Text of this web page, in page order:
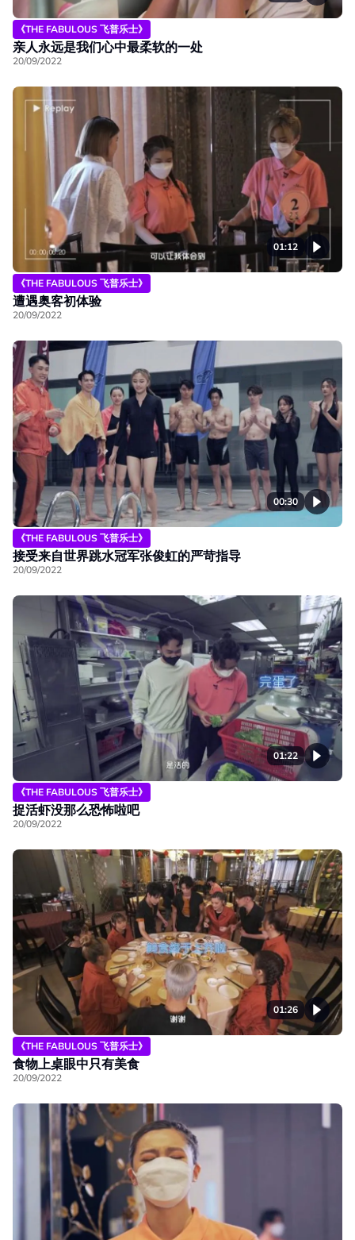
《THE FABULOUS 飞普乐士》
亲人永远是我们心中最柔软的一处
20/09/2022
01:12
《THE FABULOUS 飞普乐士》
遭遇奥客初体验
20/09/2022
00:30
《THE FABULOUS 飞普乐士》
接受来自世界跳水冠军张俊虹的严苛指导
20/09/2022
01:22
《THE FABULOUS 飞普乐士》
捉活虾没那么恐怖啦吧
20/09/2022
01:26
《THE FABULOUS 飞普乐士》
食物上桌眼中只有美食
20/09/2022